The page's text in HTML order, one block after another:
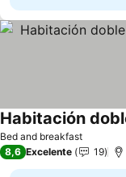
Bed and breakfast
Ver precios
8,6 Excelente 19